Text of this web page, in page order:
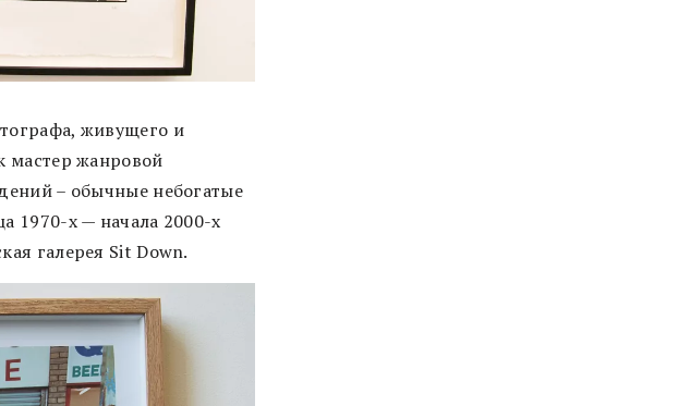
живущего и
мастер жанровой
– обычные небогатые
1970-х — начала 2000-х
галерея Sit Down.